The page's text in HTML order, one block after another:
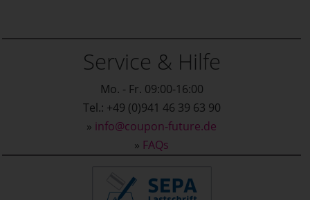
Service & Hilfe
Mo. - Fr. 09:00-16:00
Tel.: +49 (0)941 46 39 63 90
» info@coupon-future.de
» FAQs